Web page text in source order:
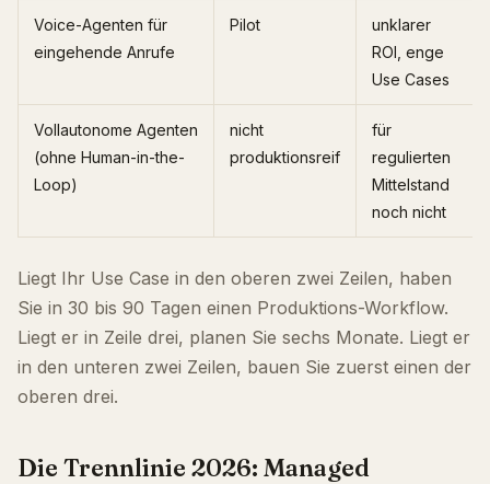
Voice-Agenten für
eingehende Anrufe
Pilot
unklarer
ROI, enge
Use Cases
Vollautonome Agenten
(ohne Human-in-the-
Loop)
nicht
produktionsreif
für
regulierten
Mittelstand
noch nicht
Liegt Ihr Use Case in den oberen zwei Zeilen, haben
Sie in 30 bis 90 Tagen einen Produktions-Workflow.
Liegt er in Zeile drei, planen Sie sechs Monate. Liegt er
in den unteren zwei Zeilen, bauen Sie zuerst einen der
oberen drei.
Die Trennlinie 2026: Managed